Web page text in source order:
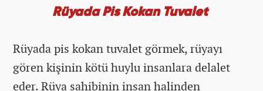
Rüyada Pis Kokan Tuvalet
Rüyada pis kokan tuvalet görmek, rüyayı
gören kişinin kötü huylu insanlara delalet
eder. Rüya sahibinin insan halinden